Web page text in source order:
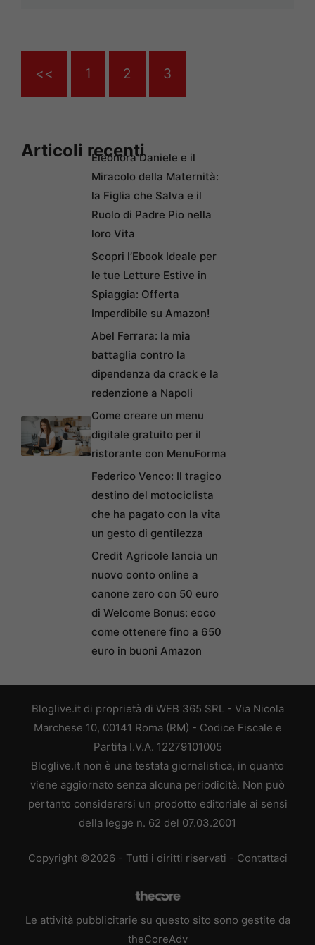
<< 1 2 3
Articoli recentiEleonora Daniele e il
Miracolo della Maternità:
la Figlia che Salva e il
Ruolo di Padre Pio nella
loro Vita
Scopri l’Ebook Ideale per
le tue Letture Estive in
Spiaggia: Offerta
Imperdibile su Amazon!
Abel Ferrara: la mia
battaglia contro la
dipendenza da crack e la
redenzione a Napoli
Come creare un menu
digitale gratuito per il
ristorante con MenuForma
Federico Venco: Il tragico
destino del motociclista
che ha pagato con la vita
un gesto di gentilezza
Credit Agricole lancia un
nuovo conto online a
canone zero con 50 euro
di Welcome Bonus: ecco
come ottenere fino a 650
euro in buoni Amazon
Bloglive.it di proprietà di WEB 365 SRL - Via Nicola
Marchese 10, 00141 Roma (RM) - Codice Fiscale e
Partita I.V.A. 12279101005
Bloglive.it non è una testata giornalistica, in quanto
viene aggiornato senza alcuna periodicità. Non può
pertanto considerarsi un prodotto editoriale ai sensi
della legge n. 62 del 07.03.2001
Copyright ©2026 - Tutti i diritti riservati - Contattaci
Le attività pubblicitarie su questo sito sono gestite da
theCoreAdv